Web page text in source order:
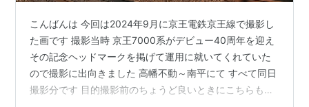
ている。
リニューアル車のなかには、制御装置を日立製IGBT-
VVVFインバータに交換した編成が存在する。
現在
こんばんは 今回は2024年9月に京王電鉄京王線で撮影し
た画です 撮影当時 京王7000系がデビュー40周年を迎え
その記念ヘッドマークを掲げて運用に就いてくれていた
ので撮影に出向きました 高幡不動～南平にて すべて同日
撮影分です 目的撮影前のちょうど良いときにこちらも運